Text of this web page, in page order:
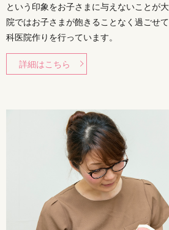
という印象をお子さまに与えないことが
院ではお子さまが飽きることなく過ごせ
科医院作りを行っています。
詳細はこちら